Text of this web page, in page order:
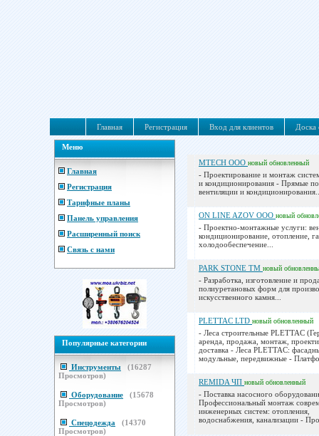
Главная Регистрация Вход для клиентов Доска
Меню
Главная
Регистрация
Тарифные планы
Панель управления
Расширенный поиск
Связь с нами
Популярные категории
Инструменты (16287
Просмотров)
Оборудование (15678
Просмотров)
Спецодежда (14370
Просмотров)
MTECH ООО новый обновленный
- Проектирование и монтаж
и кондиционирования - Прямые
вентиляции и
ON LINE AZOV ООО новый
- Проектно-монтажные услуги:
кондиционирование, отопление,
холодообеспечение...
PARK STONE ТМ новый
- Разработка, изготовление и
полиуретановых форм для
искусственного камня...
PLETTAC LTD новый обновленный
- Леса строительные PLETTAC
аренда, продажа, монтаж,
доставка - Леса PLETTAC:
модульные, передвижные -
REMIDA ЧП новый обновленный
- Поставка насосного
Профессиональный монтаж
инженерных систем: отопления,
водоснабжения, канализации -